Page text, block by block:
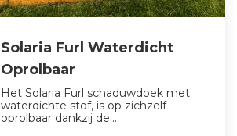
Solaria Furl Waterdicht
Oprolbaar
Het Solaria Furl schaduwdoek met
waterdichte stof, is op zichzelf
oprolbaar dankzij de...